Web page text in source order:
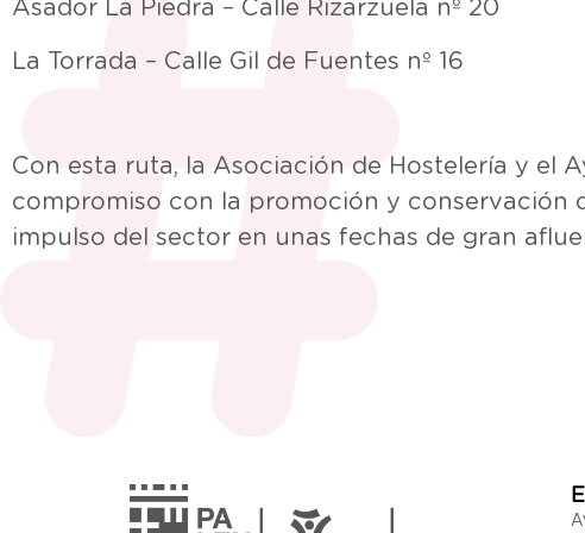
Asador La Piedra – Calle Rizarzuela nº 20
La Torrada – Calle Gil de Fuentes nº 16
Con esta ruta, la Asociación de Hostelería y el
compromiso con la promoción y conservación
impulso del sector en unas fechas de gran